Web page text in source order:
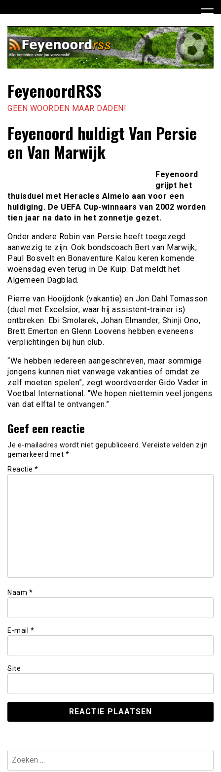
naar
inhoud
FeyenoordRSS
GEEN WOORDEN MAAR DADEN!
Feyenoord huldigt Van Persie
en Van Marwijk
Feyenoord
grijpt het
thuisduel met Heracles Almelo aan voor een
huldiging. De UEFA Cup-winnaars van 2002 worden
tien jaar na dato in het zonnetje gezet.
Onder andere Robin van Persie heeft toegezegd
aanwezig te zijn. Ook bondscoach Bert van Marwijk,
Paul Bosvelt en Bonaventure Kalou keren komende
woensdag even terug in De Kuip. Dat meldt het
Algemeen Dagblad.
Pierre van Hooijdonk (vakantie) en Jon Dahl Tomasson
(duel met Excelsior, waar hij assistent-trainer is)
ontbreken. Ebi Smolarek, Johan Elmander, Shinji Ono,
Brett Emerton en Glenn Loovens hebben eveneens
verplichtingen bij hun club.
“We hebben iedereen aangeschreven, maar sommige
jongens kunnen niet vanwege vakanties of omdat ze
zelf moeten spelen”, zegt woordvoerder Gido Vader in
Voetbal International. “We hopen niettemin veel jongens
van dat elftal te ontvangen.”
Geef een reactie
Je e-mailadres wordt niet gepubliceerd. Vereiste velden zijn
gemarkeerd met *
Reactie *
Naam *
E-mail *
Site
Zoeken
naar: